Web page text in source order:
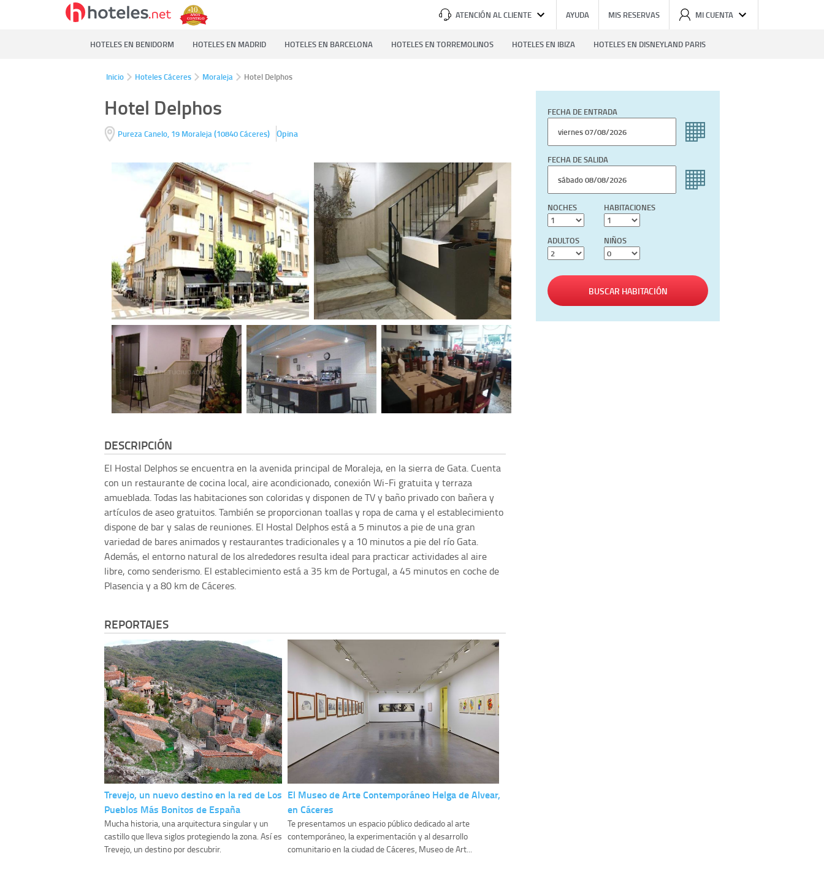
ATENCIÓN AL CLIENTE AYUDA MIS RESERVAS MI CUENTA
HOTELES EN BENIDORM HOTELES EN MADRID HOTELES EN BARCELONA HOTELES EN TORREMOLINOS HOTELES EN IBIZA HOTELES EN DISNEYLAND PARIS
Inicio Hoteles Cáceres Moraleja Hotel Delphos
Hotel Delphos
Pureza Canelo, 19 Moraleja(10840Cáceres) Opina
DESCRIPCIÓN
El Hostal Delphos se encuentra en la avenida principal de Moraleja, en la sierra de Gata. Cuenta
con un restaurante de cocina local, aire acondicionado, conexión Wi-Fi gratuita y terraza
amueblada. Todas las habitaciones son coloridas y disponen de TV y baño privado con bañera y
artículos de aseo gratuitos. También se proporcionan toallas y ropa de cama y el establecimiento
dispone de bar y salas de reuniones. El Hostal Delphos está a 5 minutos a pie de una gran
variedad de bares animados y restaurantes tradicionales y a 10 minutos a pie del río Gata.
Además, el entorno natural de los alrededores resulta ideal para practicar actividades al aire
libre, como senderismo. El establecimiento está a 35 km de Portugal, a 45 minutos en coche de
Plasencia y a 80 km de Cáceres.
REPORTAJES
Trevejo, un nuevo destino en la red de Los
Pueblos Más Bonitos de España
Mucha historia, una arquitectura singular y un
castillo que lleva siglos protegiendo la zona. Así es
Trevejo, un destino por descubrir.
El Museo de Arte Contemporáneo Helga de Alvear,
en Cáceres
Te presentamos un espacio público dedicado al arte
contemporáneo, la experimentación y al desarrollo
comunitario en la ciudad de Cáceres, Museo de Art...
FECHA DE ENTRADA
FECHA DE SALIDA
NOCHES HABITACIONES
ADULTOS NIÑOS
BUSCAR HABITACIÓN